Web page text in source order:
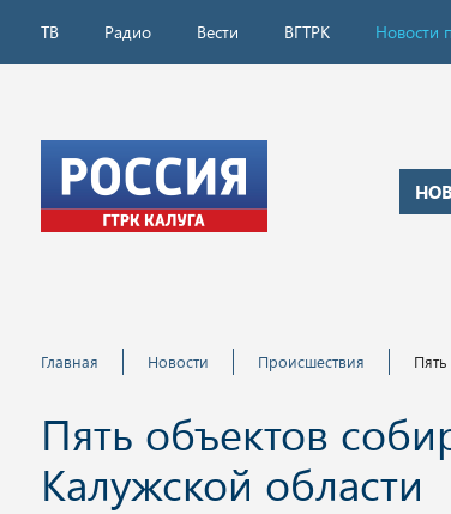
ТВ Радио Вести ВГТРК Новости
Главная Новости Происшествия
Пять объектов
Калужской области